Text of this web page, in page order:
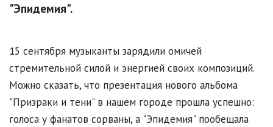
"Эпидемия".
15 сентября музыканты зарядили омичей
стремительной силой и энергией своих композиций.
Можно сказать, что презентация нового альбома
"Призраки и тени" в нашем городе прошла успешно:
голоса у фанатов сорваны, а "Эпидемия" пообещала